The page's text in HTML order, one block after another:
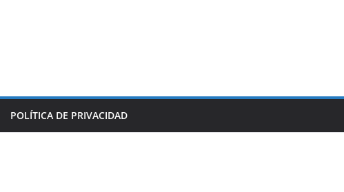
POLÍTICA DE PRIVACIDAD